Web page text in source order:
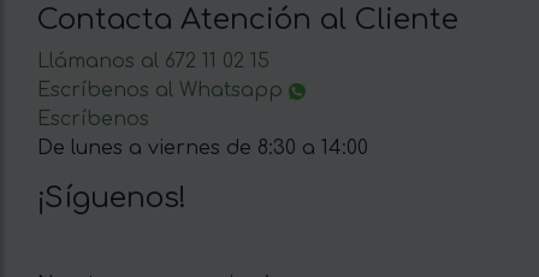
Contacta Atención al Cliente
Llámanos al 672 11 02 15
Escríbenos al Whatsapp
Escríbenos
De lunes a viernes de 8:30 a 14:00
¡Síguenos!